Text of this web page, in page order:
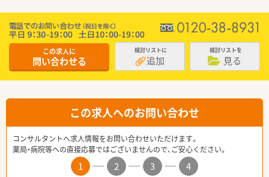
この求人に
問い合わせる
検討リストに
追加
検討リストを
見る
この求人へのお問い合わせ
コンサルタントへ求人情報をお問い合わせいただけます。
薬局・病院等への直接応募ではございませんので、ご安心ください。
1 2 3
4